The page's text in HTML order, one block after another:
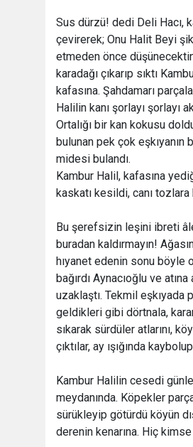
Sus dürzü! dedi Deli Hacı,
çevirerek; Onu Halit Beyi
etmeden önce
karadağı çıkarıp sıktı
kafasına. Şahdamarı
Halilin kanı şorlayı şorlayı
Ortalığı bir kan kokusu
bulunan pek çok eşkıyanın
midesi bulandı.
Kambur Halil, kafasına
kaskatı kesildi, canı tozlara
Bu şerefsizin leşini ibreti
buradan kaldırmayın!
hıyanet edenin sonu böyle
bağırdı Aynacıoğlu ve atına
uzaklaştı. Tekmil eşkıyada
geldikleri gibi dörtnala,
sıkarak sürdüler atlarını,
çıktılar, ay ışığında
Kambur Halilin cesedi
meydanında. Köpekler
sürükleyip götürdü köyün
derenin kenarına. Hiç kimse